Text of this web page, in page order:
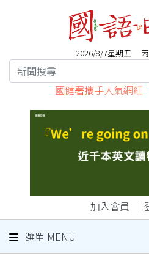
2026/8/7星期五 丙
國健署攜手人氣網
加入會員 ｜
選單 MENU